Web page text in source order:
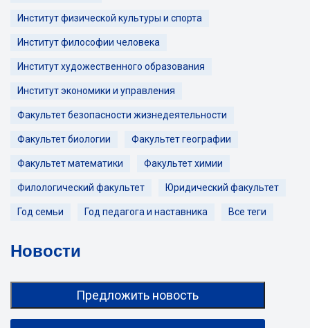
Институт физической культуры и спорта
Институт философии человека
Институт художественного образования
Институт экономики и управления
Факультет безопасности жизнедеятельности
Факультет биологии Факультет географии
Факультет математики Факультет химии
Филологический факультет Юридический факультет
Год семьи Год педагога и наставника Все теги
Новости
Предложить новость